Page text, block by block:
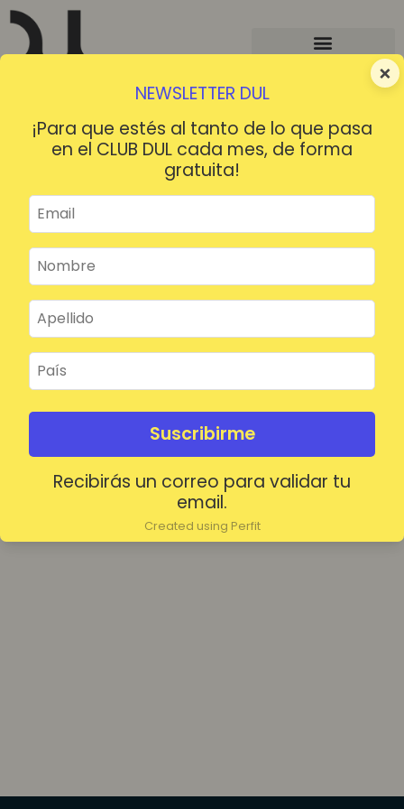
×
NEWSLETTER DUL
¡Para que estés al tanto de lo que pasa
en el CLUB DUL cada mes, de forma
gratuita!
Suscribirme
Recibirás un correo para validar tu
email.
Created using Perfit
¡HOLA!
Mantenerme conectado
Acceder